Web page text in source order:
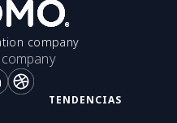
company
TENDENCIAS